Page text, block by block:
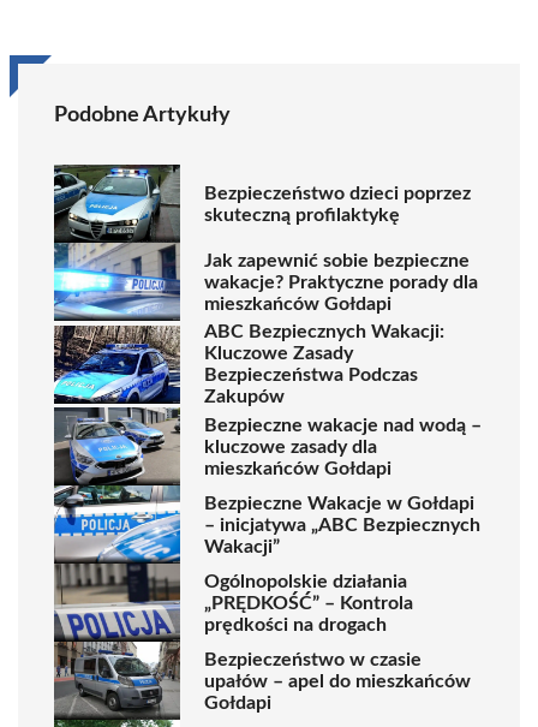
Podobne Artykuły
Bezpieczeństwo dzieci poprzez
skuteczną profilaktykę
Jak zapewnić sobie bezpieczne
wakacje? Praktyczne porady dla
mieszkańców Gołdapi
ABC Bezpiecznych Wakacji:
Kluczowe Zasady
Bezpieczeństwa Podczas
Zakupów
Bezpieczne wakacje nad wodą –
kluczowe zasady dla
mieszkańców Gołdapi
Bezpieczne Wakacje w Gołdapi
– inicjatywa „ABC Bezpiecznych
Wakacji”
Ogólnopolskie działania
„PRĘDKOŚĆ” – Kontrola
prędkości na drogach
Bezpieczeństwo w czasie
upałów – apel do mieszkańców
Gołdapi